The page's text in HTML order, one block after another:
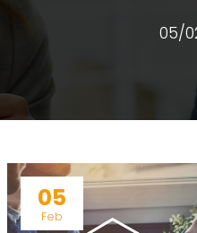
05/
05
Feb